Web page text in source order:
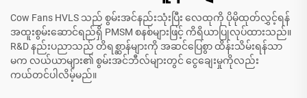
Cow Fans HVLS သည် စွမ်းအင်နည်းသုံးပြီး လေထုကို ပိုမိုထုတ်လွှင့်ရန်
အထူးစွမ်းဆောင်ရည်ရှိ PMSM စနစ်များဖြင့် ကိရိယာပြုလုပ်ထားသည်။
R&D နည်းပညာသည် တိရစ္ဆာန်များကို အဆင်ပြေစွာ ထိန်းသိမ်းရန်သာ
မက လယ်ယာများ၏ စွမ်းအင်ဘီလ်များတွင် ငွေချေးမှုကိုလည်း
ကယ်တင်ပါလိမ့်မည်။